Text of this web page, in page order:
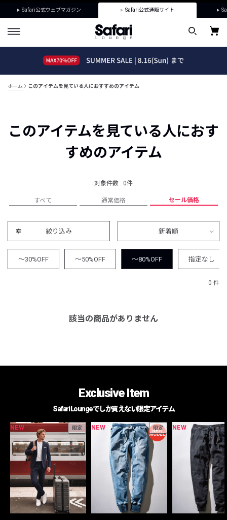
Safari公式ウェブマガジン Safari公式通販サイト
ホーム このアイテムを見ている人におすすめのアイテム
このアイテムを見ている人におす
すめのアイテム
対象件数 : 0件
すべて 通常価格 セール価格
絞り込み 新着順
～30%OFF ～50%OFF ～80%OFF 指定なし
0 件
該当の商品がありません
Exclusive Item
Safari Loungeでしか買えない限定アイテム
NEW 限定 NEW 限定 NEW